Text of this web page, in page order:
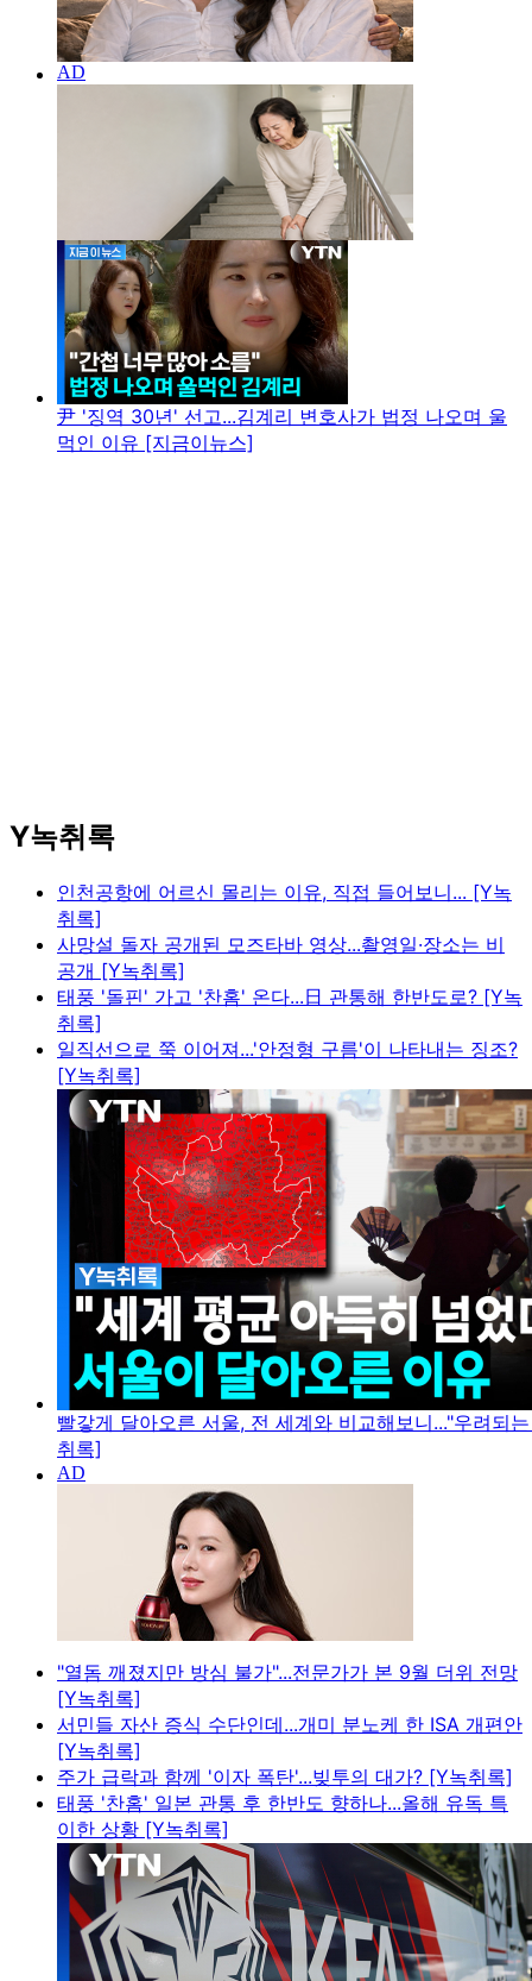
尹 '징역 30년' 선고...김계리 변호사가 법정 나오며 울
먹인 이유 [지금이뉴스]
Y녹취록
인천공항에 어르신 몰리는 이유, 직접 들어보니... [Y녹
취록]
사망설 돌자 공개된 모즈타바 영상...촬영일·장소는 비
공개 [Y녹취록]
태풍 '돌핀' 가고 '찬홈' 온다...日 관통해 한반도로? [Y녹
취록]
일직선으로 쭉 이어져...'안정형 구름'이 나타내는 징조?
[Y녹취록]
빨갛게 달아오른 서울, 전 세계와 비교해보니..."우려되
취록]
"열돔 깨졌지만 방심 불가"...전문가가 본 9월 더위 전망
[Y녹취록]
서민들 자산 증식 수단인데...개미 분노케 한 ISA 개편안
[Y녹취록]
주가 급락과 함께 '이자 폭탄'...빚투의 대가? [Y녹취록]
태풍 '찬홈' 일본 관통 후 한반도 향하나...올해 유독 특
이한 상황 [Y녹취록]